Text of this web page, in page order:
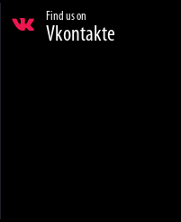
Find us on
Vkontakte